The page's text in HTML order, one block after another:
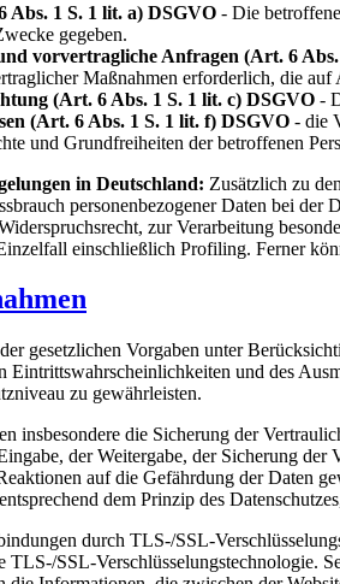
1 S. 1 lit. a) DSGVO - Die
gegeben.
vorvertragliche Anfragen (Art. 6
Maßnahmen erforderlich, die auf
(Art. 6 Abs. 1 S. 1 lit. c) DSGVO -
(Art. 6 Abs. 1 S. 1 lit. f) DSGVO - die
und Grundfreiheiten der betroffenen
in Deutschland: Zusätzlich zu
personenbezogener Daten bei
zur Verarbeitung
einschließlich Profiling. Ferner
gesetzlichen Vorgaben unter
Eintrittswahrscheinlichkeiten und des
zu gewährleisten.
insbesondere die Sicherung der
der Weitergabe, der Sicherung
auf die Gefährdung der Daten
dem Prinzip des
durch TLS-/SSL-
TLS-/SSL-Verschlüsselungstechnologie.